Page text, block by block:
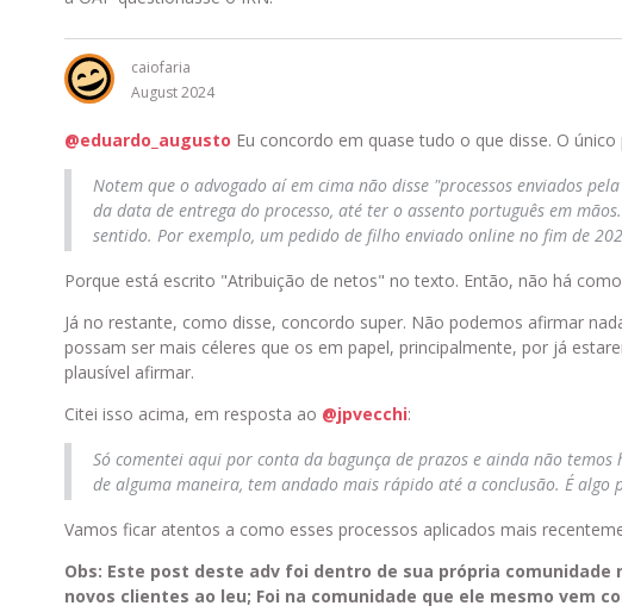
caiofaria
August 2024
@eduardo_augusto Eu concordo em quase tudo o que disse. O
Notem que o advogado aí em cima não disse "processos enviados
da data de entrega do processo, até ter o assento português em
sentido. Por exemplo, um pedido de filho enviado online no fim de
Porque está escrito "Atribuição de netos" no texto. Então, não há
Já no restante, como disse, concordo super. Não podemos afirmar
possam ser mais céleres que os em papel, principalmente, por já
plausível afirmar.
Citei isso acima, em resposta ao @jpvecchi:
Só comentei aqui por conta da bagunça de prazos e ainda não
de alguma maneira, tem andado mais rápido até a conclusão. É algo
Vamos ficar atentos a como esses processos aplicados mais
Obs: Este post deste adv foi dentro de sua própria
novos clientes ao leu; Foi na comunidade que ele mesmo vem